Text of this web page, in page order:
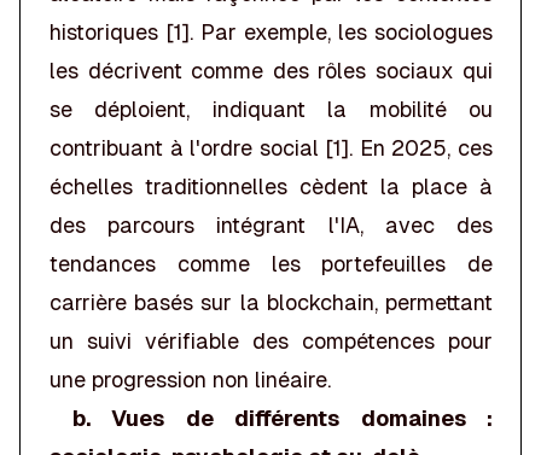
historiques [1]. Par exemple, les sociologues
les décrivent comme des rôles sociaux qui
se déploient, indiquant la mobilité ou
contribuant à l'ordre social [1]. En 2025, ces
échelles traditionnelles cèdent la place à
des parcours intégrant l'IA, avec des
tendances comme les portefeuilles de
carrière basés sur la blockchain, permettant
un suivi vérifiable des compétences pour
une progression non linéaire.
b. Vues de différents domaines :